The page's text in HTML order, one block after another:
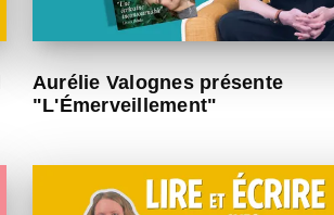
Aurélie Valognes présente
"L'Émerveillement"